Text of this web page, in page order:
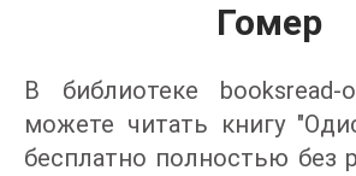
Гомер
В библиотеке booksread-
можете читать книгу
бесплатно полностью без